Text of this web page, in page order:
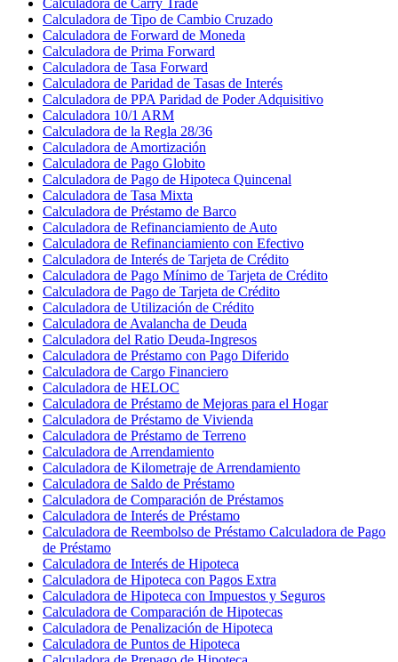
Calculadora de Tipo de Cambio Cruzado
Calculadora de Forward de Moneda
Calculadora de Prima Forward
Calculadora de Tasa Forward
Calculadora de Paridad de Tasas de Interés
Calculadora de PPA Paridad de Poder Adquisitivo
Calculadora 10/1 ARM
Calculadora de la Regla 28/36
Calculadora de Amortización
Calculadora de Pago Globito
Calculadora de Pago de Hipoteca Quincenal
Calculadora de Tasa Mixta
Calculadora de Préstamo de Barco
Calculadora de Refinanciamiento de Auto
Calculadora de Refinanciamiento con Efectivo
Calculadora de Interés de Tarjeta de Crédito
Calculadora de Pago Mínimo de Tarjeta de Crédito
Calculadora de Pago de Tarjeta de Crédito
Calculadora de Utilización de Crédito
Calculadora de Avalancha de Deuda
Calculadora del Ratio Deuda-Ingresos
Calculadora de Préstamo con Pago Diferido
Calculadora de Cargo Financiero
Calculadora de HELOC
Calculadora de Préstamo de Mejoras para el Hogar
Calculadora de Préstamo de Vivienda
Calculadora de Préstamo de Terreno
Calculadora de Arrendamiento
Calculadora de Kilometraje de Arrendamiento
Calculadora de Saldo de Préstamo
Calculadora de Comparación de Préstamos
Calculadora de Interés de Préstamo
Calculadora de Reembolso de Préstamo Calculadora de Pago
de Préstamo
Calculadora de Interés de Hipoteca
Calculadora de Hipoteca con Pagos Extra
Calculadora de Hipoteca con Impuestos y Seguros
Calculadora de Comparación de Hipotecas
Calculadora de Penalización de Hipoteca
Calculadora de Puntos de Hipoteca